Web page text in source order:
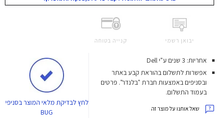
יבואן רשמי קנייה בטוחה
אחריות: 3 שנים ע"י Dell
אפשרות לתשלום בהוראת קבע באתר
ובסניפים באמצעות חברת "בלנדר". פרטים
בעמוד התשלום.
שאל אותנו על מוצר זה
לחץלבדיקת מלאי המוצר בסניפי
BUG